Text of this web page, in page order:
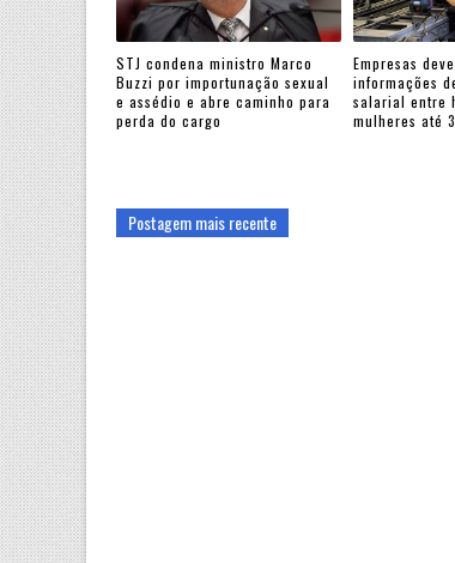
STJ condena ministro Marco
Buzzi por importunação sexual
e assédio e abre caminho para
perda do cargo
Empresas
informações
salarial entre
mulheres até
Postagem mais recente